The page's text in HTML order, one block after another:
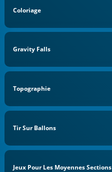
Coloriage
Gravity Falls
Topographie
Tir Sur Ballons
Jeux Pour Les Moyennes Sections